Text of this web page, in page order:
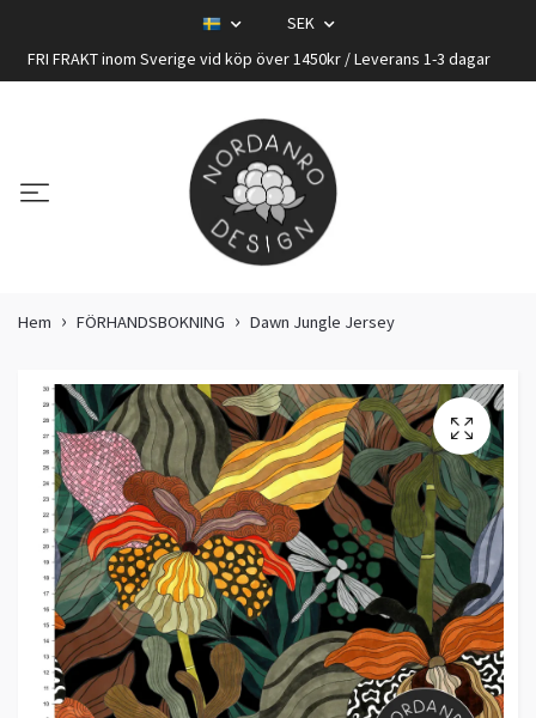
SEK
FRI FRAKT inom Sverige vid köp över 1450kr / Leverans 1-3 dagar
Hem FÖRHANDSBOKNING Dawn Jungle Jersey